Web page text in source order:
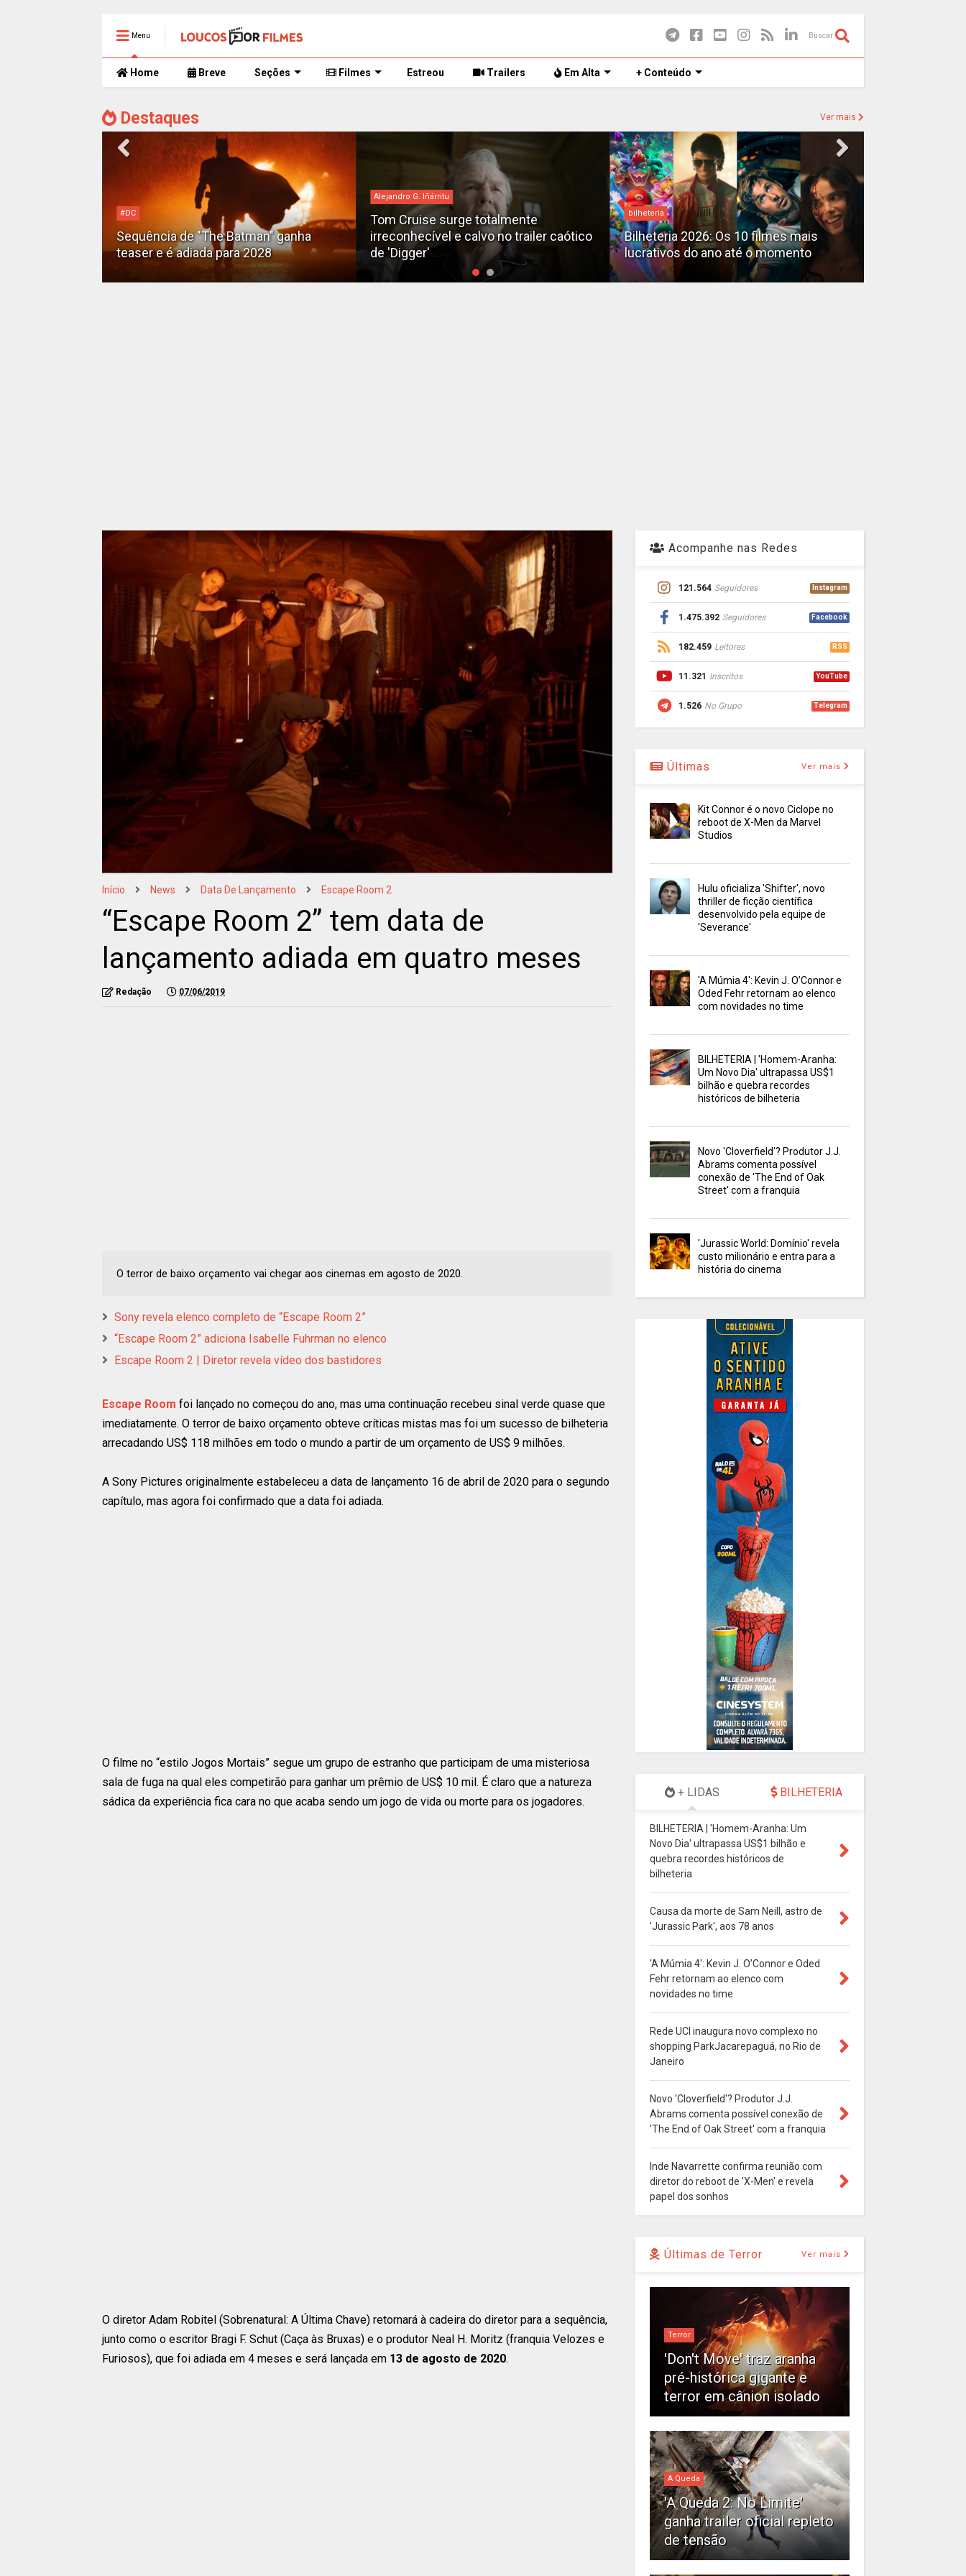
Menu Buscar
Home Breve Seções Filmes Estreou Trailers Em Alta + Conteúdo
Destaques Ver mais
#DC
Sequência de "The Batman" ganha
teaser e é adiada para 2028
Alejandro G. Iñárritu
Tom Cruise surge totalmente
irreconhecível e calvo no trailer caótico
de 'Digger'
bilheteria
Bilheteria 2026: Os 10 filmes mais
lucrativos do ano até o momento
Início News Data De Lançamento Escape Room 2
“Escape Room 2” tem data de
lançamento adiada em quatro meses
Redação 07/06/2019
O terror de baixo orçamento vai chegar aos cinemas em agosto de 2020.
Sony revela elenco completo de “Escape Room 2”
“Escape Room 2” adiciona Isabelle Fuhrman no elenco
Escape Room 2 | Diretor revela vídeo dos bastidores
Escape Room foi lançado no começou do ano, mas uma continuação recebeu sinal verde quase que
imediatamente. O terror de baixo orçamento obteve críticas mistas mas foi um sucesso de bilheteria
arrecadando US$ 118 milhões em todo o mundo a partir de um orçamento de US$ 9 milhões.
A Sony Pictures originalmente estabeleceu a data de lançamento 16 de abril de 2020 para o segundo
capítulo, mas agora foi confirmado que a data foi adiada.
O filme no “estilo Jogos Mortais” segue um grupo de estranho que participam de uma misteriosa
sala de fuga na qual eles competirão para ganhar um prêmio de US$ 10 mil. É claro que a natureza
sádica da experiência fica cara no que acaba sendo um jogo de vida ou morte para os jogadores.
O diretor Adam Robitel (Sobrenatural: A Última Chave) retornará à cadeira do diretor para a sequência,
junto como o escritor Bragi F. Schut (Caça às Bruxas) e o produtor Neal H. Moritz (franquia Velozes e
Furiosos), que foi adiada em 4 meses e será lançada em 13 de agosto de 2020.
Acompanhe nas Redes
121.564 Seguidores Instagram
1.475.392 Seguidores Facebook
182.459 Leitores RSS
11.321 Inscritos YouTube
1.526 No Grupo Telegram
Últimas Ver mais
Kit Connor é o novo Ciclope no
reboot de X-Men da Marvel
Studios
Hulu oficializa 'Shifter', novo
thriller de ficção científica
desenvolvido pela equipe de
'Severance'
'A Múmia 4': Kevin J. O’Connor e
Oded Fehr retornam ao elenco
com novidades no time
BILHETERIA | 'Homem-Aranha:
Um Novo Dia' ultrapassa US$1
bilhão e quebra recordes
históricos de bilheteria
Novo 'Cloverfield'? Produtor J.J.
Abrams comenta possível
conexão de 'The End of Oak
Street' com a franquia
'Jurassic World: Domínio' revela
custo milionário e entra para a
história do cinema
+ LIDAS BILHETERIA
BILHETERIA | 'Homem-Aranha: Um
Novo Dia' ultrapassa US$1 bilhão e
quebra recordes históricos de
bilheteria
Causa da morte de Sam Neill, astro de
'Jurassic Park', aos 78 anos
'A Múmia 4': Kevin J. O’Connor e Oded
Fehr retornam ao elenco com
novidades no time
Rede UCI inaugura novo complexo no
shopping ParkJacarepaguá, no Rio de
Janeiro
Novo 'Cloverfield'? Produtor J.J.
Abrams comenta possível conexão de
'The End of Oak Street' com a franquia
Inde Navarrette confirma reunião com
diretor do reboot de 'X-Men' e revela
papel dos sonhos
Últimas de Terror Ver mais
Terror
'Don't Move' traz aranha
pré-histórica gigante e
terror em cânion isolado
A Queda
'A Queda 2: No Limite'
ganha trailer oficial repleto
de tensão